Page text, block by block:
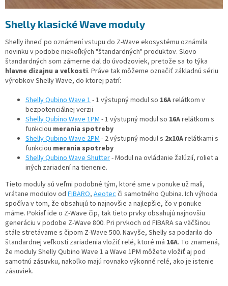
Shelly klasické Wave moduly
Shelly ihneď po oznámení vstupu do Z-Wave ekosystému oznámila
novinku v podobe niekoľkých "štandardných" produktov. Slovo
štandardných som zámerne dal do úvodzoviek, pretože sa to týka
hlavne dizajnu a veľkosti. Práve tak môžeme označiť základnú sériu
výrobkov Shelly Wave, do ktorej patrí:
Shelly Qubino Wave 1- 1 výstupný modul so 16Arelátkom v
bezpotenciálnej verzii
Shelly Qubino Wave 1PM- 1 výstupný modul so 16Arelátkom s
funkciou merania spotreby
Shelly Qubino Wave 2PM- 2 výstupný modul s 2x10Arelátkami s
funkciou merania spotreby
Shelly Qubino Wave Shutter- Modul na ovládanie žalúzií, roliet a
iných zariadení na tienenie.
Tieto moduly sú veľmi podobné tým, ktoré sme v ponuke už mali,
vrátane modulov od FIBARO, Aeotecči samotného Qubina. Ich výhoda
spočíva v tom, že obsahujú to najnovšie a najlepšie, čo v ponuke
máme. Pokiaľ ide o Z-Wave čip, tak tieto prvky obsahujú najnovšiu
generáciu v podobe Z-Wave 800. Pri prvkoch od FIBARA sa väčšinou
stále stretávame s čipom Z-Wave 500. Navyše, Shelly sa podarilo do
štandardnej veľkosti zariadenia vložiť relé, ktoré má 16A. To znamená,
že moduly Shelly Qubino Wave 1 a Wave 1PM môžete vložiť aj pod
samotnú zásuvku, nakoľko majú rovnako výkonné relé, ako je istenie
zásuviek.